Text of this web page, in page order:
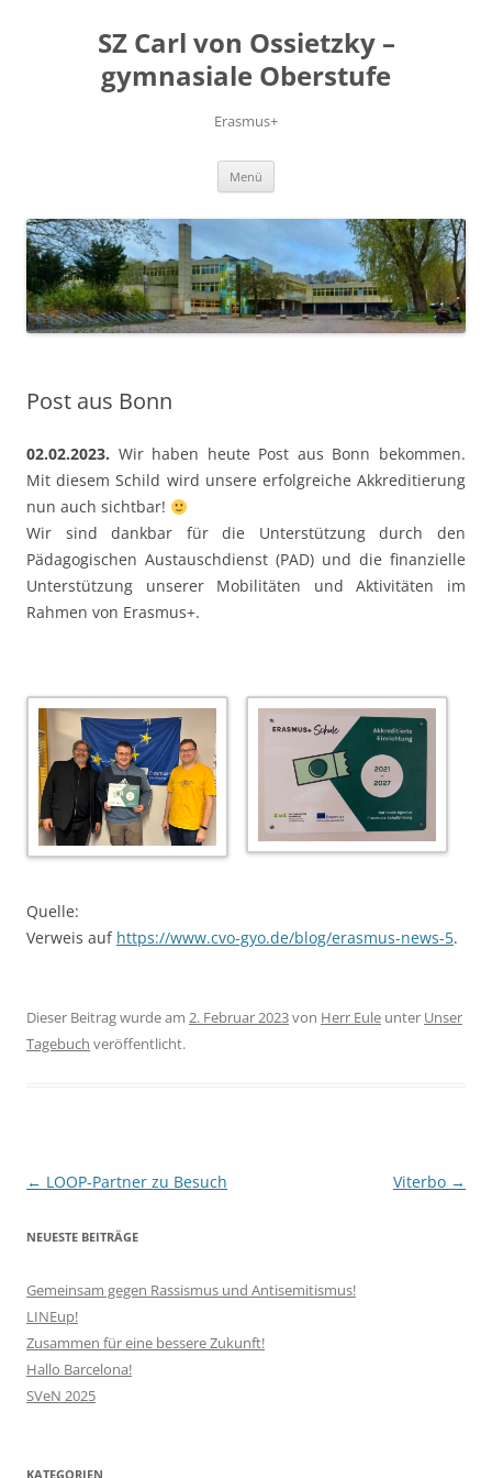
SZ Carl von Ossietzky –
gymnasiale Oberstufe
Erasmus+
Menü
Post aus Bonn
02.02.2023. Wir haben heute Post aus Bonn bekommen.
Mit diesem Schild wird unsere erfolgreiche Akkreditierung
nun auch sichtbar!
Wir sind dankbar für die Unterstützung durch den
Pädagogischen Austauschdienst (PAD) und die finanzielle
Unterstützung unserer Mobilitäten und Aktivitäten im
Rahmen von Erasmus+.
Quelle:
Verweis auf https://www.cvo-gyo.de/blog/erasmus-news-5.
Dieser Beitrag wurde am 2. Februar 2023von Herr Eule unter Unser
Tagebuch veröffentlicht.
Beitragsnavigation
← LOOP-Partner zu Besuch Viterbo →
NEUESTE BEITRÄGE
Gemeinsam gegen Rassismus und Antisemitismus!
LINEup!
Zusammen für eine bessere Zukunft!
Hallo Barcelona!
SVeN 2025
KATEGORIEN